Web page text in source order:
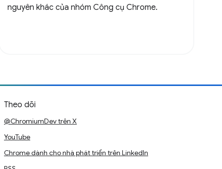
nguyên khác của nhóm Công cụ Chrome.
Theo dõi
@ChromiumDev trên X
YouTube
Chrome dành cho nhà phát triển trên LinkedIn